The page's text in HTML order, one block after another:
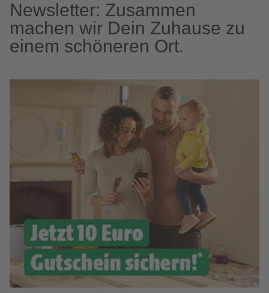
Newsletter: Zusammen
machen wir Dein Zuhause zu
einem schöneren Ort.